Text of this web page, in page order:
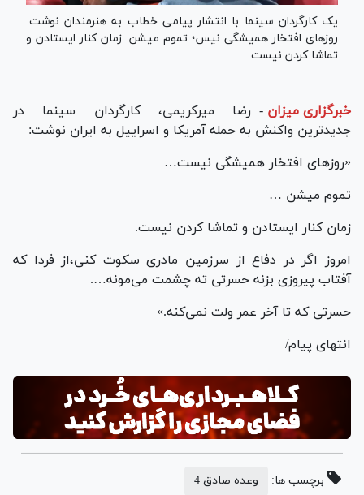
یک کارگردان سینما با انتشار پیامی خطاب به هنرمندان نوشت:
روزهای افتخار همیشگی نیس؛ تموم میشن. زمان کنار ایستادن و
تماشا کردن نیست.
خبرگزاری میزان - رضا میرکریمی، کارگردان سینما در
جدیدترین واکنش به حمله آمریکا و اسراییل به ایران نوشت:
«روزهای افتخار همیشگی نیست…
تموم میشن …
زمان کنار ایستادن و تماشا کردن نیست.
امروز اگر در دفاع از سرزمین مادری سکوت کنی،از فردا که
آفتاب پیروزی بزنه حسرتی ته چشمت می‌مونه….
حسرتی که تا آخر عمر ولت نمی‌کنه.»
انتهای پیام/
برچسب ها: وعده صادق 4